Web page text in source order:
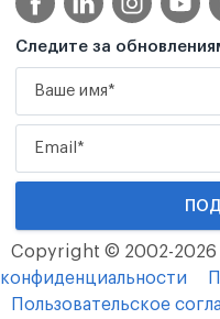
Следите за
Copyright © 2002-2026
конфиденциальности
Пользовательское